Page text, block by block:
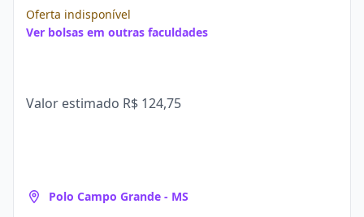
Oferta indisponível
Ver bolsas em outras faculdades
Valor estimado R$ 124,75
Polo Campo Grande - MS